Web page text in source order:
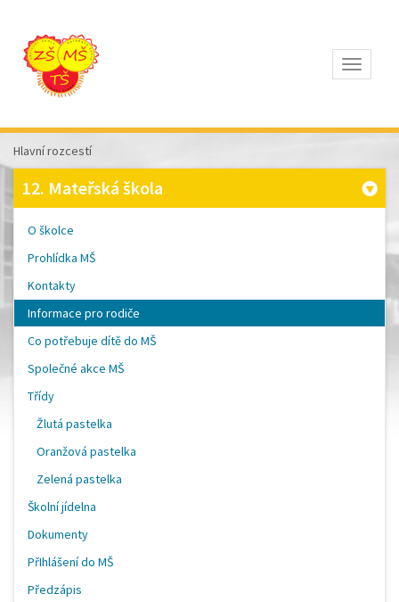
ZÁKLADNÍ
ŠKOLA
TOMÁŠE
ŠOBRA
A
M ATEŘSKÁ
PÍSEK
Hlavní rozcestí
12. Mateřská škola
O školce
Prohlídka MŠ
Kontakty
Informace pro rodiče
Co potřebuje dítě do MŠ
Společné akce MŠ
Třídy
Žlutá pastelka
Oranžová pastelka
Zelená pastelka
Školní jídelna
Dokumenty
PřIhlášení do MŠ
Předzápis